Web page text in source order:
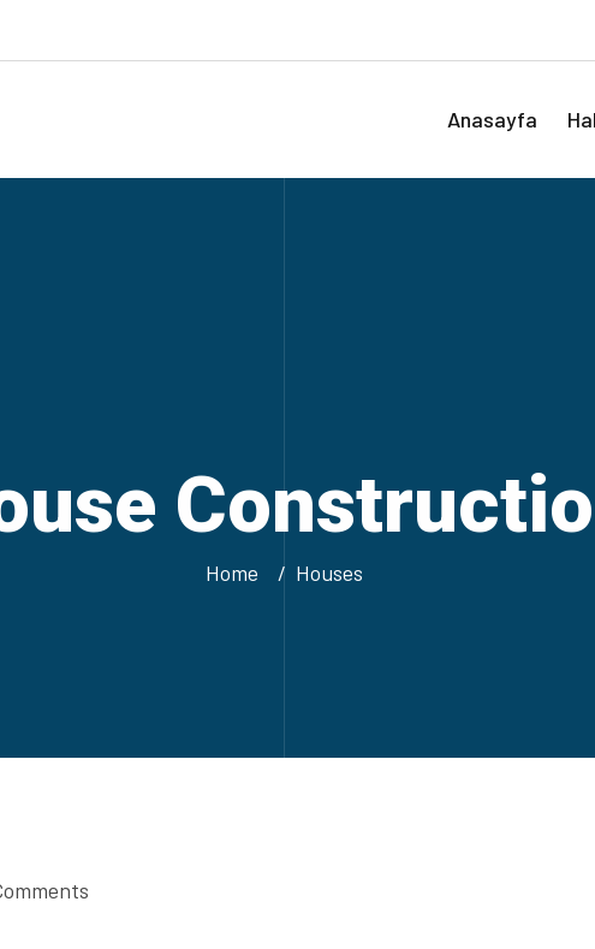
Anasayfa
Home Houses